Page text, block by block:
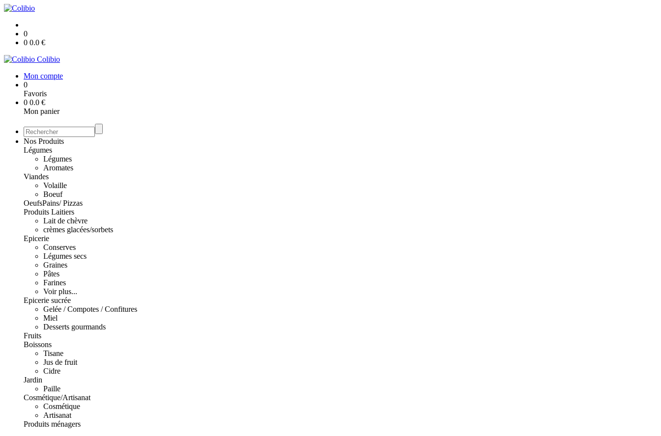
0
0 0.0 €
Colibio
Mon compte
0
Favoris
0 0.0 €
Mon panier
Nos Produits
Légumes
Légumes
Aromates
Viandes
Volaille
Boeuf
OeufsPains/ Pizzas
Produits Laitiers
Lait de chèvre
crèmes glacées/sorbets
Epicerie
Conserves
Légumes secs
Graines
Pâtes
Farines
Voir plus...
Epicerie sucrée
Gelée / Compotes / Confitures
Miel
Desserts gourmands
Fruits
Boissons
Tisane
Jus de fruit
Cidre
Jardin
Paille
Cosmétique/Artisanat
Cosmétique
Artisanat
Produits ménagers